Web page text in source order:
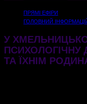
ПРЯМІ ЕФІРИ
ГОЛОВНИЙ
У
ТА ЇХНІМ